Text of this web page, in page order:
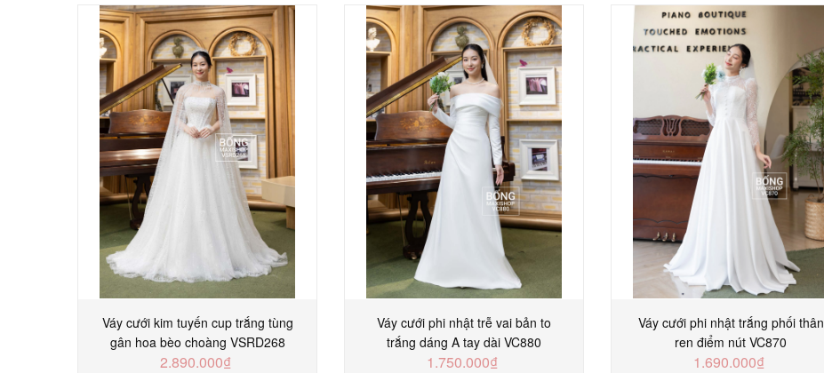
Váy cưới kim tuyến cup trắng tùng
gân hoa bèo choàng VSRD268
2.890.000₫
Váy cưới phi nhật trễ vai bản to
trắng dáng A tay dài VC880
1.750.000₫
Váy cưới phi nhật trắng phối thân
ren điểm nút VC870
1.690.000₫